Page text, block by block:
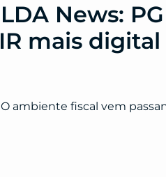
LDA News:
IR mais
O ambiente fiscal vem